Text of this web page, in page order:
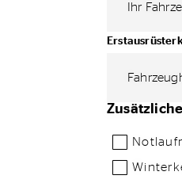
Ihr